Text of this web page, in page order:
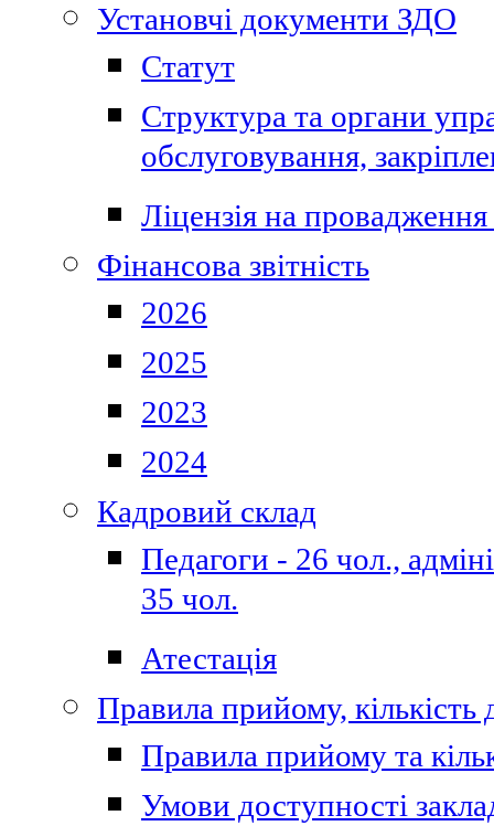
Установчі документи ЗДО
Статут
Структура та органи
обслуговування,
Ліцензія на провадження
Фінансова звітність
2026
2025
2023
2024
Кадровий склад
Педагоги - 26 чол.,
35 чол.
Атестація
Правила прийому, кількість
Правила прийому та
Умови доступності